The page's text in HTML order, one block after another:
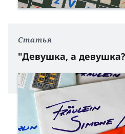
Статья
"Девушка, а